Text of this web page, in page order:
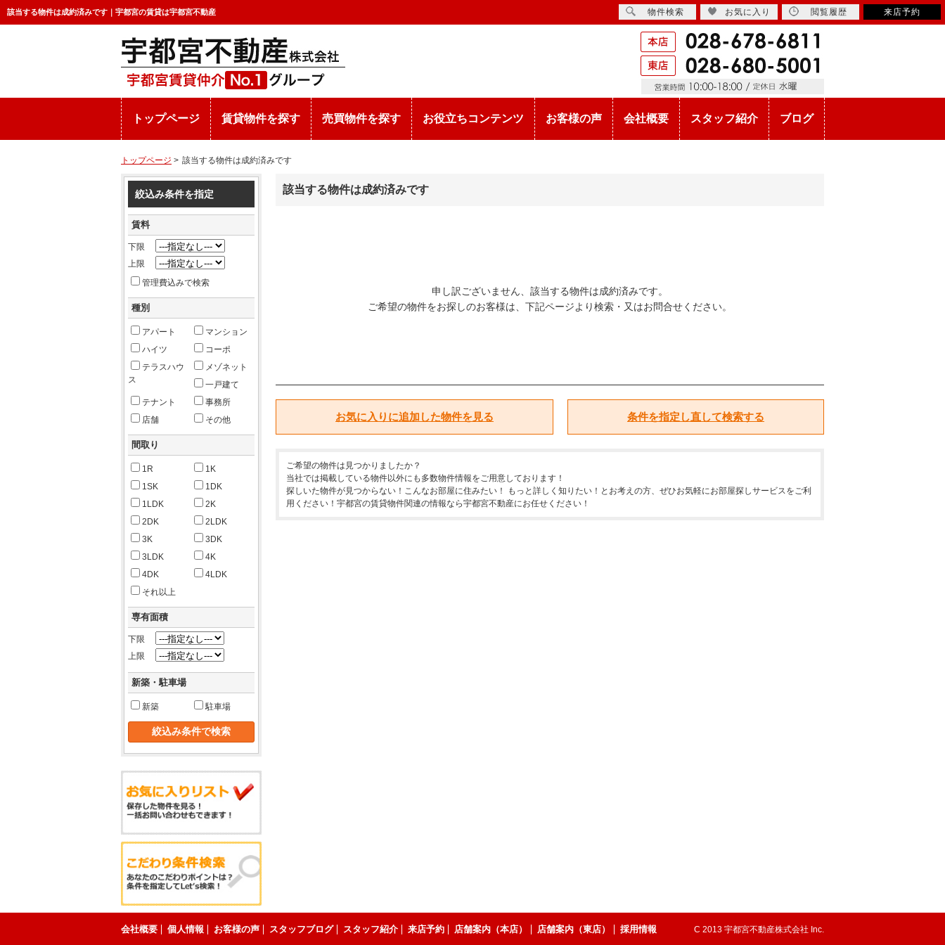
該当する物件は成約済みです｜宇都宮の賃貸は宇都宮不動産 物件検索 お気に入り 閲覧履歴 来店予約
トップページ 賃貸物件を探す 売買物件を探す お役立ちコンテンツ お客様の声 会社概要 スタッフ紹介 ブログ
トップページ > 該当する物件は成約済みです
該当する物件は成約済みです
申し訳ございません、該当する物件は成約済みです。
ご希望の物件をお探しのお客様は、下記ページより検索・又はお問合せください。
お気に入りに追加した物件を見る 条件を指定し直して検索する
ご希望の物件は見つかりましたか？
当社では掲載している物件以外にも多数物件情報をご用意しております！
探しいた物件が見つからない！こんなお部屋に住みたい！ もっと詳しく知りたい！とお考えの方、ぜひお気軽にお部屋探しサービスをご利
用ください！宇都宮の賃貸物件関連の情報なら宇都宮不動産にお任せください！
絞込み条件を指定
賃料
下限
上限
管理費込みで検索
種別
アパート
マンション
ハイツ
コーポ
テラスハウ
ス
メゾネット
一戸建て
テナント
事務所
店舗
その他
間取り
1R
1K
1SK
1DK
1LDK
2K
2DK
2LDK
3K
3DK
3LDK
4K
4DK
4LDK
それ以上
専有面積
下限
上限
新築・駐車場
新築 駐車場
会社概要 個人情報 お客様の声 スタッフブログ スタッフ紹介 来店予約 店舗案内（本店） 店舗案内（東店） 採用情報 C 2013 宇都宮不動産株式会社 Inc.